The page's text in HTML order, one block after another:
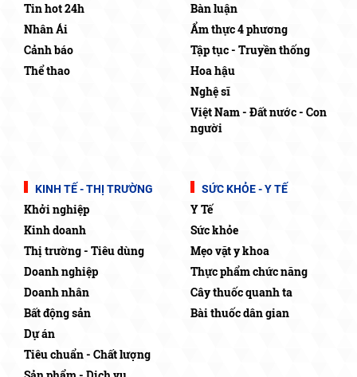
Tin hot 24h
Nhân Ái
Cảnh báo
Thể thao
Bàn luận
Ẩm thực 4 phương
Tập tục - Truyền thống
Hoa hậu
Nghệ sĩ
Việt Nam - Đất nước - Con
người
KINH TẾ - THỊ TRƯỜNG
Khởi nghiệp
Kinh doanh
Thị trường - Tiêu dùng
Doanh nghiệp
Doanh nhân
Bất động sản
Dự án
Tiêu chuẩn - Chất lượng
SỨC KHỎE - Y TẾ
Y Tế
Sức khỏe
Mẹo vặt y khoa
Thực phẩm chức năng
Cây thuốc quanh ta
Bài thuốc dân gian